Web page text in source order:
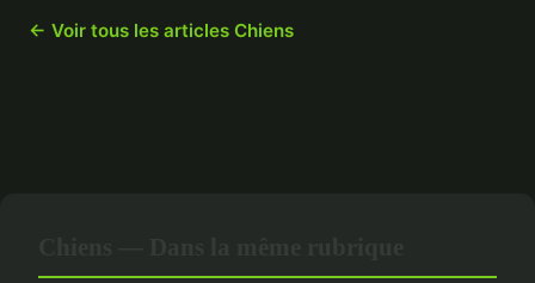
← Voir tous les articles Chiens